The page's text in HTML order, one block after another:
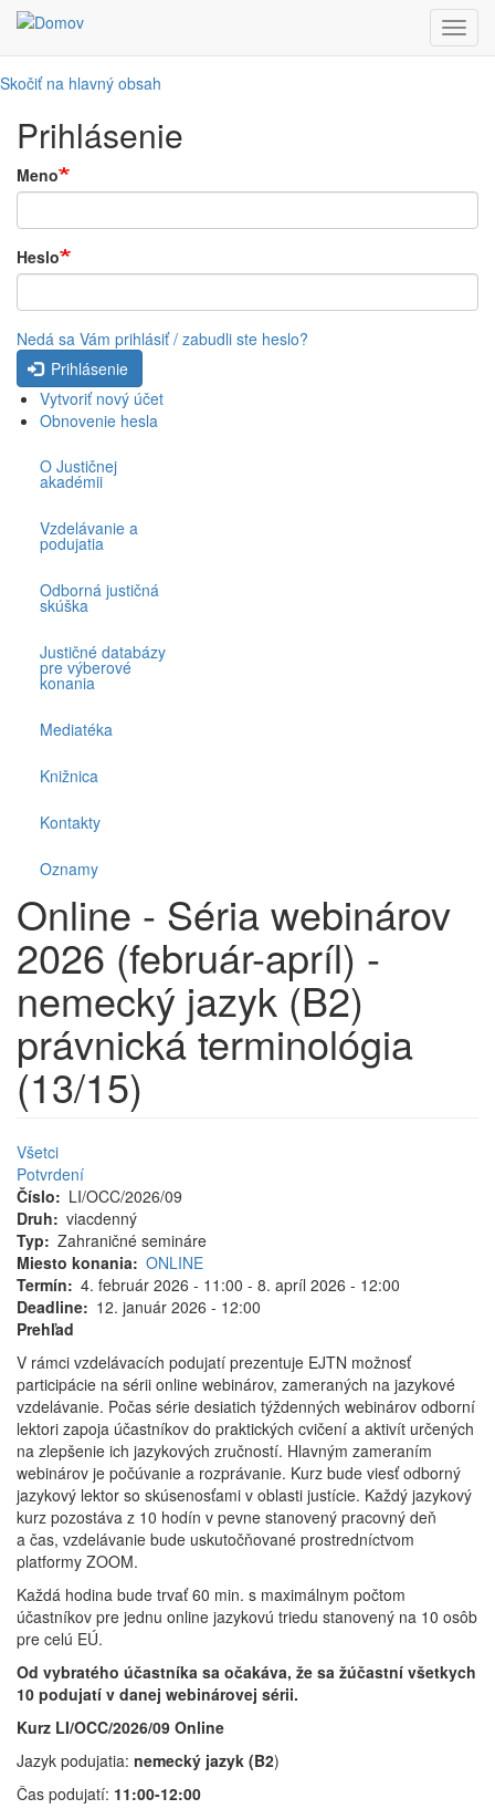
Skočiť na hlavný obsah
Prihlásenie
Meno
Heslo
Nedá sa Vám prihlásiť / zabudli ste heslo?
Prihlásenie
Vytvoriť nový účet
Obnovenie hesla
O Justičnej
akadémii
Vzdelávanie a
podujatia
Odborná justičná
skúška
Justičné databázy
pre výberové
konania
Mediatéka
Knižnica
Kontakty
Oznamy
Online - Séria webinárov
2026 (február-apríl) -
nemecký jazyk (B2)
právnická terminológia
(13/15)
Všetci
Potvrdení
Číslo
LI/OCC/2026/09
Druh
viacdenný
Typ
Zahraničné semináre
Miesto konania ONLINE
Termín
4. február 2026 - 11:00 - 8. apríl 2026 - 12:00
Deadline
12. január 2026 - 12:00
Prehľad
V rámci vzdelávacích podujatí prezentuje EJTN možnosť
participácie na sérii online webinárov, zameraných na jazykové
vzdelávanie. Počas série desiatich týždenných webinárov odborní
lektori zapoja účastníkov do praktických cvičení a aktivít určených
na zlepšenie ich jazykových zručností. Hlavným zameraním
webinárov je počúvanie a rozprávanie. Kurz bude viesť odborný
jazykový lektor so skúsenosťami v oblasti justície. Každý jazykový
kurz pozostáva z 10 hodín v pevne stanovený pracovný deň
a čas, vzdelávanie bude uskutočňované prostredníctvom
platformy ZOOM.
Každá hodina bude trvať 60 min. s maximálnym počtom
účastníkov pre jednu online jazykovú triedu stanovený na 10 osôb
pre celú EÚ.
Od vybratého účastníka sa očakáva, že sa žúčastní všetkych
10 podujatí v danej webinárovej sérii.
Kurz LI/OCC/2026/09 Online
Jazyk podujatia: nemecký jazyk (B2)
Čas podujatí: 11:00-12:00